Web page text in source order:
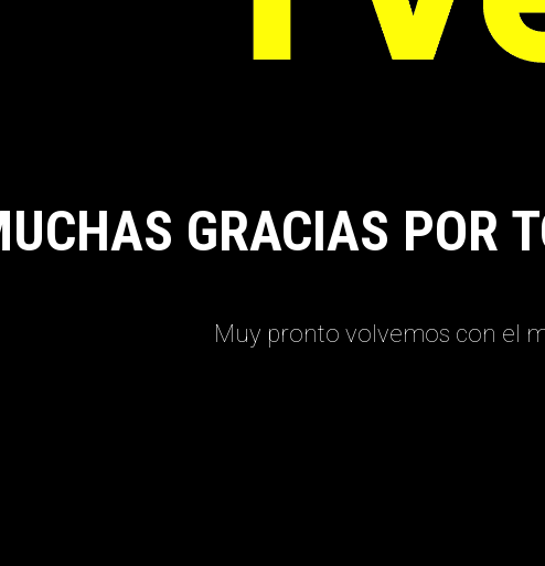
GRACIAS POR
Muy pronto volvemos con el